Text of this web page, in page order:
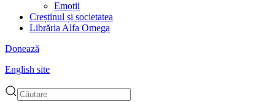
Emoții
Creștinul și societatea
Librăria Alfa Omega
Donează
English site